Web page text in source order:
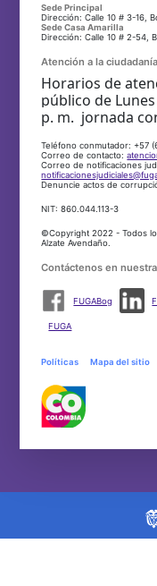
Sede Principal
Dirección: Calle 10 # 3-16,
Sede Casa Amarilla
Dirección: Calle 10 # 2-54,
Atención a la ciudadanía
Horarios de
público de
p. m. jornada
Teléfono conmutador: +57
Correo de contacto:
Correo de notificaciones
Denuncie actos de
NIT: 860.044.113-3
©Copyright 2022 - Todos
Alzate Avendaño.
Contáctenos en
FUGABog
FUGA
Políticas Mapa del sitio